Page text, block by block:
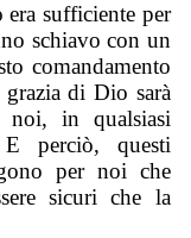
sufficiente per
schiavo con un
comandamento
di Dio sarà
noi, in qualsiasi
perciò, questi
per noi che
sicuri che la